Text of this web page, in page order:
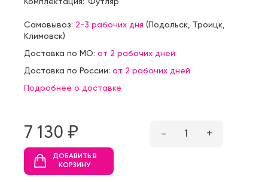
Самовывоз: 2-3 рабочих дня (Подольск Троицк
Климовск)
Доставка по МО: от 2 рабочих дней
Доставка по России: от 2 рабочих дней
Подробнее о доставке
7 130 ₷ – 1 +
ДОБАВИТЬ В
КОРЗИНУ